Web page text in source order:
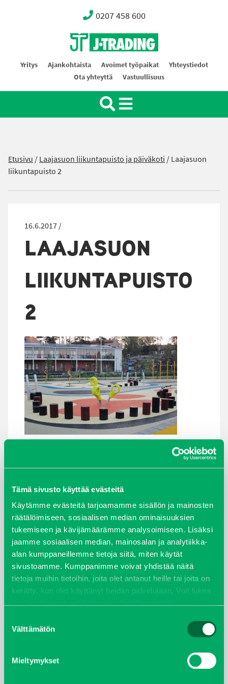
Tämä sivusto käyttää evästeitä
Käytämme evästeitä tarjoamamme sisällön ja mainosten
räätälöimiseen, sosiaalisen median ominaisuuksien
tukemiseen ja kävijämäärämme analysoimiseen. Lisäksi
jaamme sosiaalisen median, mainosalan ja analytiikka-
alan kumppaneillemme tietoja siitä, miten käytät
sivustoamme. Kumppanimme voivat yhdistää näitä
tietoja muihin tietoihin, joita olet antanut heille tai joita on
kerätty, kun olet käyttänyt heidän palvelujaan. Voit lukea
valinta
Välttämätön
Mieltymykset
0207 458 600
Oy J-Trading Ab
Yritys Ajankohtaista Avoimet työpaikat
Yhteystiedot
Ota yhteyttä
Vastuullisuus
Etusivu /Laajasuon liikuntapuisto ja päiväkoti /Laajasuon
liikuntapuisto 2
16.6.2017 /
LAAJASUON
LIIKUNTAPUISTO
2
ARKISTOT
maaliskuu 2026
elokuu 2024
syyskuu 2023
joulukuu 2022
huhtikuu 2022